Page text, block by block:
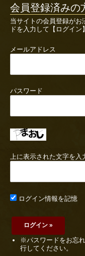
会員登録済みの
当サイトの会員登録がお
ドを入力して【ログイン
メールアドレス
パスワード
上に表示された文字を入
ログイン情報を記憶
※パスワードをお忘
行してください。